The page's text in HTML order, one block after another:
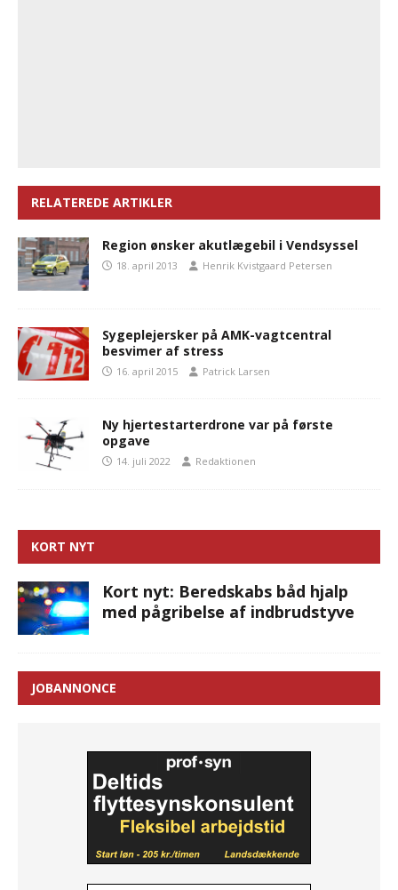
RELATEREDE ARTIKLER
Region ønsker akutlægebil i Vendsyssel
18. april 2013 Henrik Kvistgaard Petersen
Sygeplejersker på AMK-vagtcentral
besvimer af stress
16. april 2015 Patrick Larsen
Ny hjertestarterdrone var på første
opgave
14. juli 2022 Redaktionen
KORT NYT
Kort nyt: Beredskabs båd hjalp
med pågribelse af indbrudstyve
JOBANNONCE